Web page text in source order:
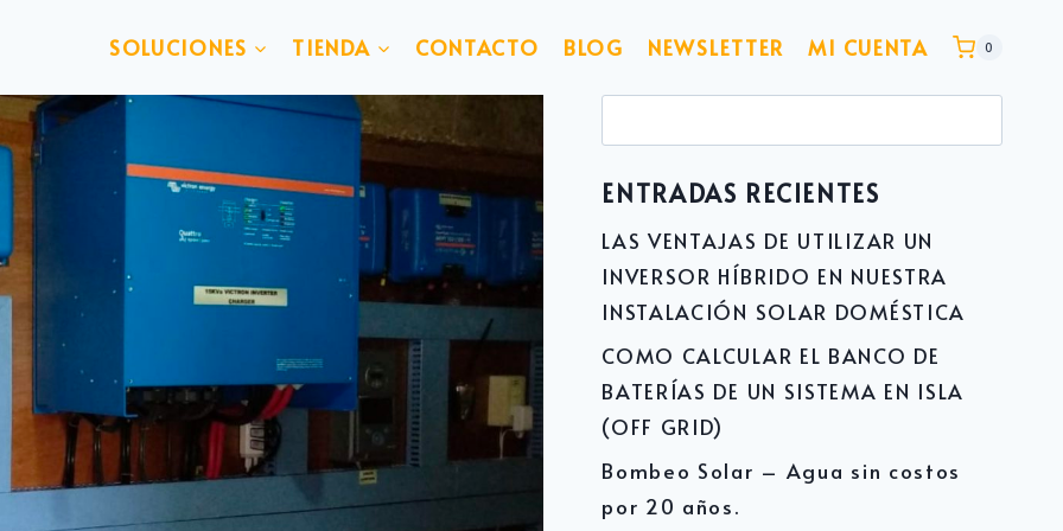
SOLUCIONES TIENDA CONTACTO BLOG NEWSLETTER MI CUENTA 0
ENTRADAS RECIENTES
LAS VENTAJAS DE UTILIZAR UN
INVERSOR HÍBRIDO EN NUESTRA
INSTALACIÓN SOLAR DOMÉSTICA
COMO CALCULAR EL BANCO DE
BATERÍAS DE UN SISTEMA EN ISLA
(OFF GRID)
Bombeo Solar – Agua sin costos
por 20 años.